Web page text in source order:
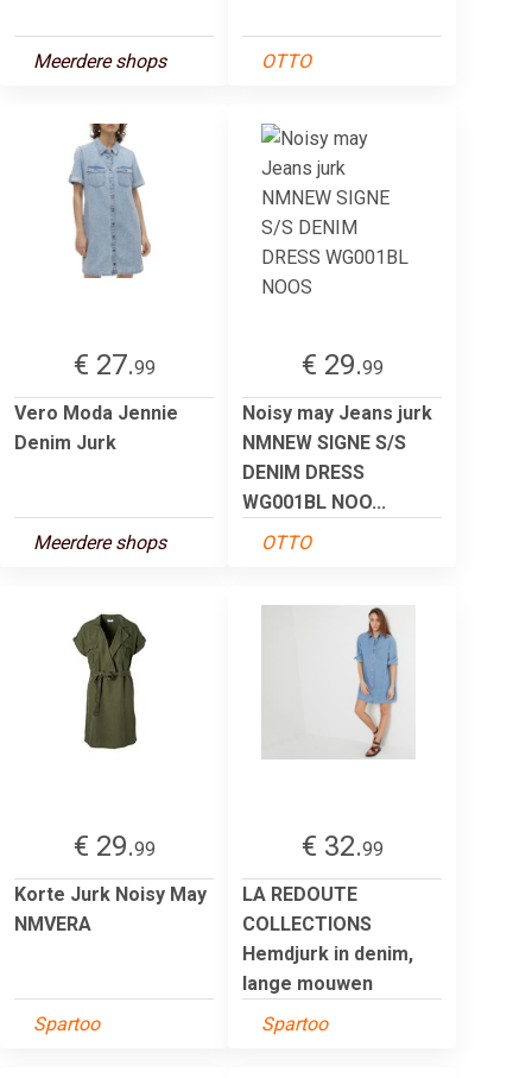
Meerdere shops OTTO
€ 27.99
Vero Moda Jennie
Denim Jurk
Meerdere shops
€ 29.99
Noisy may Jeans jurk
NMNEW SIGNE S/S
DENIM DRESS
WG001BL NOO...
OTTO
€ 29.99
Korte Jurk Noisy May
NMVERA
Spartoo
€ 32.99
LA REDOUTE
COLLECTIONS
Hemdjurk in denim,
lange mouwen
Spartoo